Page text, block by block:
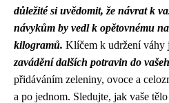
důležité si uvědomit, že návrat k
návykům by vedl k opětovnému
kilogramů. Klíčem k udržení váhy
zavádění dalších potravin do
přidáváním zeleniny, ovoce a
a po jednom. Sledujte, jak vaše